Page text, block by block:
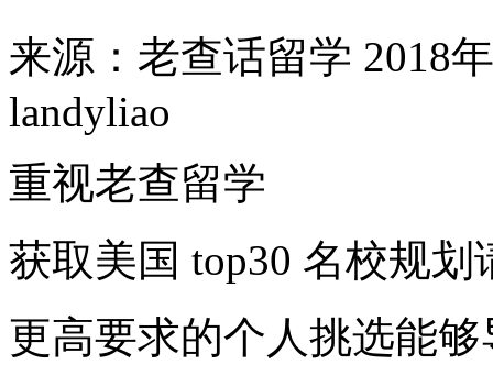
来源：老查话留学 2018
landyliao
重视老查留学
获取美国 top30 名校规划
更高要求的个人挑选能